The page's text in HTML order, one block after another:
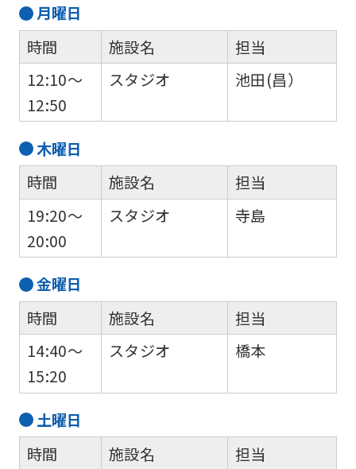
月曜日
時間
12:10～
12:50
施設名
スタジオ
担当
池田(昌）
木曜日
時間
19:20～
20:00
施設名
スタジオ
担当
寺島
金曜日
時間
14:40～
15:20
施設名
スタジオ
担当
橋本
土曜日
時間
施設名
担当